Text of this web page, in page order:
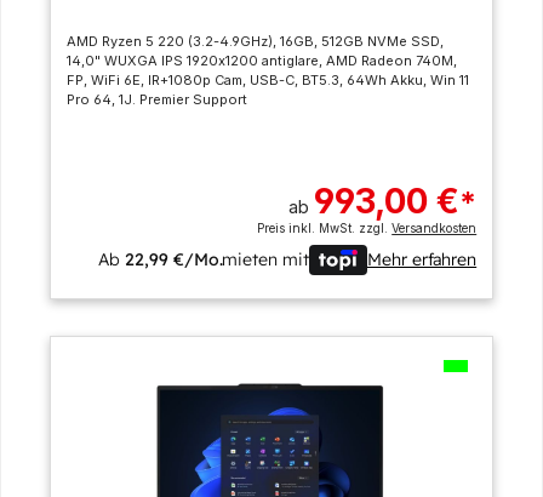
AMD Ryzen 5 220 (3.2-4.9GHz), 16GB, 512GB NVMe SSD,
14,0" WUXGA IPS 1920x1200 antiglare, AMD Radeon 740M,
FP, WiFi 6E, IR+1080p Cam, USB-C, BT5.3, 64Wh Akku, Win 11
Pro 64, 1J. Premier Support
ab 993,00 €*
Preis inkl. MwSt. zzgl.Versandkosten
Ab22,99 €/Mo.mieten mit Mehr erfahren